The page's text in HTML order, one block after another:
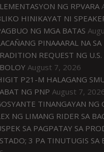
NG RPVARA
HINIKAYAT NI
NG MGA BATAS
PINAAARAL NA SA
REQUEST NG U.S.
August 7, 2026
P21-M HALAGANG
NG PNP August 7,
TINANGAYAN NG
NG LIMANG RIDER SA
SA PAGPATAY SA
3 PA TINUTUGIS SA